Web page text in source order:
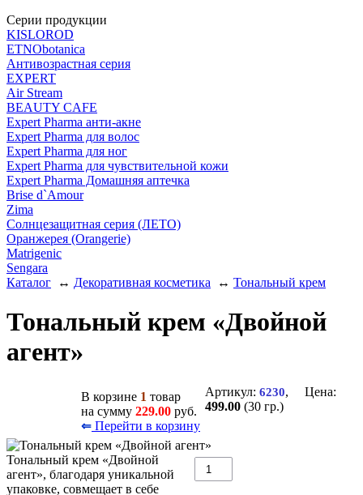
Серии продукции
KISLOROD
ETNObotanica
Антивозрастная серия
EXPERT
Air Stream
BEAUTY CAFЕ
Expert Pharma анти-акне
Expert Pharma для волос
Expert Pharma для ног
Expert Pharma для чувствительной кожи
Expert Pharma Домашняя аптечка
Brise d`Amour
Zima
Солнцезащитная серия (ЛЕТО)
Оранжерея (Orangerie)
Matrigenic
Sengara
Каталог ↔ Декоративная косметика ↔ Тональный крем
Тональный крем «Двойной
агент»
В корзине 1 товар
на сумму 229.00 руб.
⇐ Перейти в корзину
Артикул: 6230, Цена:
499.00 (30 гр.)
Тональный крем «Двойной
агент», благодаря уникальной
упаковке, совмещает в себе